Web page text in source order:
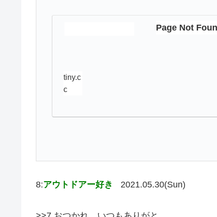
Page Not
tiny.c
c
8:アウトドアー好き 2021.05.30(Sun)